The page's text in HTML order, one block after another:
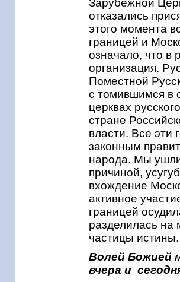
Зарубежной
отказались
этого момента
границей и
означало, что в
организация.
Поместной
с томившимся в
церквах
стране
власти. Все эти
законным
народа. Мы ушли
причиной,
вхождение
активное
границей
разделилась на
частицы истины.
Волей Божией
вчера и